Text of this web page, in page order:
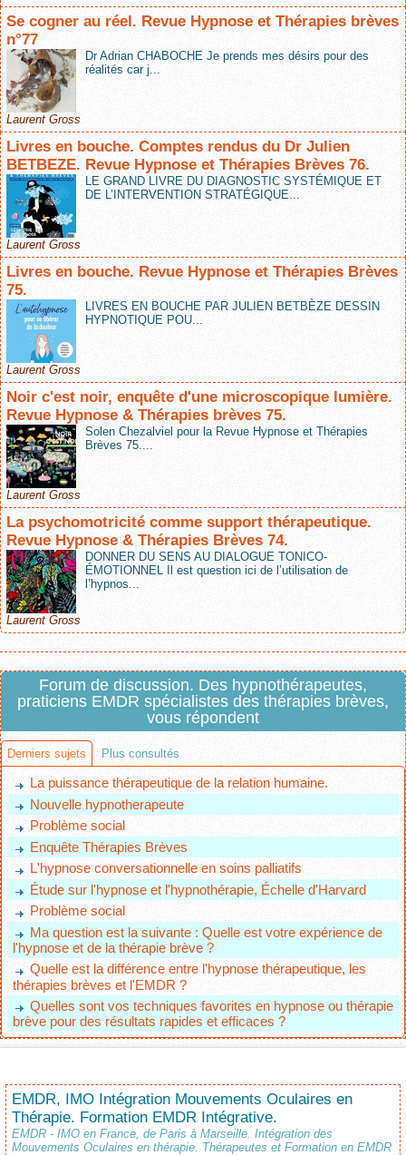
Se cogner au réel. Revue Hypnose et Thérapies brèves
n°77
Dr Adrian CHABOCHE Je prends mes désirs pour des
réalités car j...
Laurent Gross
Livres en bouche. Comptes rendus du Dr Julien
BETBEZE. Revue Hypnose et Thérapies Brèves 76.
LE GRAND LIVRE DU DIAGNOSTIC SYSTÉMIQUE ET
DE L’INTERVENTION STRATÉGIQUE...
Laurent Gross
Livres en bouche. Revue Hypnose et Thérapies Brèves
75.
LIVRES EN BOUCHE PAR JULIEN BETBÈZE DESSIN
HYPNOTIQUE POU...
Laurent Gross
Noir c'est noir, enquête d'une microscopique lumière.
Revue Hypnose & Thérapies brèves 75.
Solen Chezalviel pour la Revue Hypnose et Thérapies
Brèves 75....
Laurent Gross
La psychomotricité comme support thérapeutique.
Revue Hypnose & Thérapies Brèves 74.
DONNER DU SENS AU DIALOGUE TONICO-
ÉMOTIONNEL Il est question ici de l’utilisation de
l’hypnos...
Laurent Gross
Forum de discussion. Des hypnothérapeutes,
praticiens EMDR spécialistes des thérapies brèves,
vous répondent
Derniers sujets Plus consultés
La puissance thérapeutique de la relation humaine.
Nouvelle hypnotherapeute
Problème social
Enquête Thérapies Brèves
L'hypnose conversationnelle en soins palliatifs
Étude sur l'hypnose et l'hypnothérapie, Échelle d'Harvard
Problème social
Ma question est la suivante : Quelle est votre expérience de
l'hypnose et de la thérapie brève ?
Quelle est la différence entre l'hypnose thérapeutique, les
thérapies brèves et l'EMDR ?
Quelles sont vos techniques favorites en hypnose ou thérapie
brève pour des résultats rapides et efficaces ?
EMDR, IMO Intégration Mouvements Oculaires en
Thérapie. Formation EMDR Intégrative.
EMDR - IMO en France, de Paris à Marseille. Intégration des
Mouvements Oculaires en thérapie. Thérapeutes et Formation en EMDR